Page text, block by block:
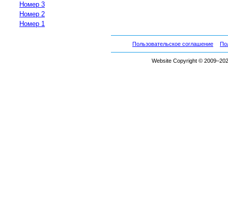
Номер 3
Номер 2
Номер 1
Пользовательское соглашение
Website Copyright ©